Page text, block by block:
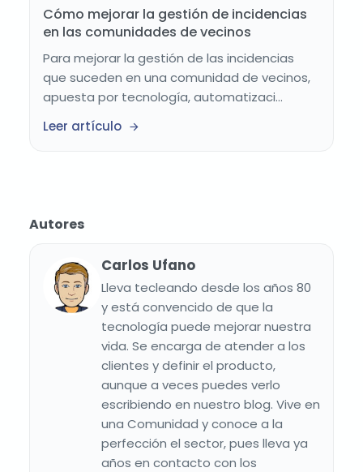
Cómo mejorar la gestión de incidencias
en las comunidades de vecinos
Para mejorar la gestión de las incidencias
que suceden en una comunidad de vecinos,
apuesta por tecnología, automatizaci...
Leer artículo
Autores
Carlos Ufano
Lleva tecleando desde los años 80
y está convencido de que la
tecnología puede mejorar nuestra
vida. Se encarga de atender a los
clientes y definir el producto,
aunque a veces puedes verlo
escribiendo en nuestro blog. Vive en
una Comunidad y conoce a la
perfección el sector, pues lleva ya
años en contacto con los